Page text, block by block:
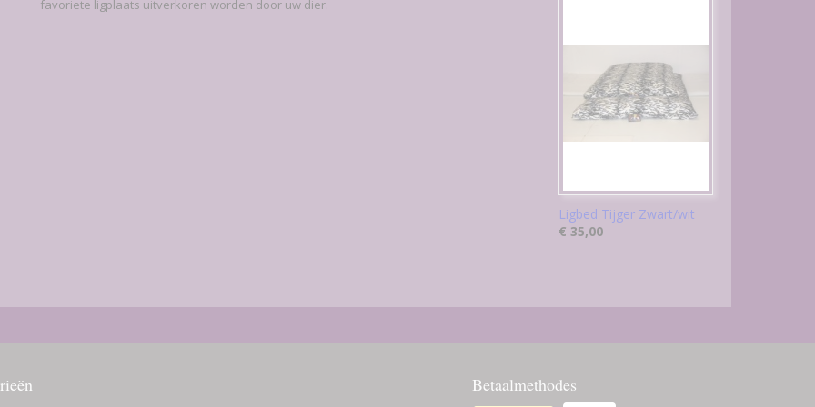
favoriete ligplaats uitverkoren worden door uw dier.
Ligbed Tijger Zwart/wit
€ 35,00
Betaalmethodes